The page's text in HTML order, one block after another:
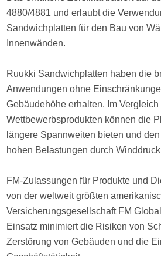
4880/4881 und erlaubt die
Sandwichplatten für den Bau von
Innenwänden.
Ruukki Sandwichplatten haben die
Anwendungen ohne
Gebäudehöhe erhalten. Im Vergleich
Wettbewerbsprodukten können die
längere Spannweiten bieten und
hohen Belastungen durch
FM-Zulassungen für Produkte und
von der weltweit größten
Versicherungsgesellschaft FM
Einsatz minimiert die Risiken von
Zerstörung von Gebäuden und die